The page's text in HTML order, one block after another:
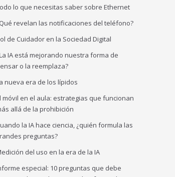
lo que necesitas saber sobre Ethernet
revelan las notificaciones del teléfono?
de Cuidador en la Sociedad Digital
IA está mejorando nuestra forma de
o la reemplaza?
nueva era de los lípidos
móvil en el aula: estrategias que funcionan
allá de la prohibición
la IA hace ciencia, ¿quién formula las
preguntas?
del uso en la era de la IA
especial: 10 preguntas que debe